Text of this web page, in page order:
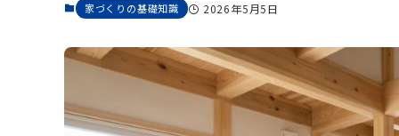
家づくりの基礎知識 2026年5月5日